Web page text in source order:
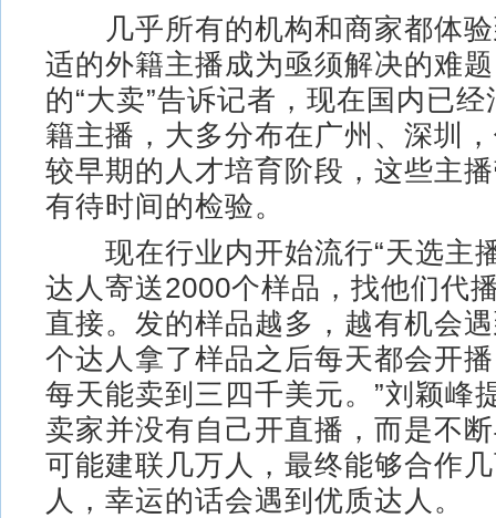
几乎所有的机构和商家都体验
适的外籍主播成为亟须解决的难
的“大卖”告诉记者，现在国内已
籍主播，大多分布在广州、深圳
较早期的人才培育阶段，这些主
有待时间的检验。
现在行业内开始流行“天选主播
达人寄送2000个样品，找他们代
直接。发的样品越多，越有机会
个达人拿了样品之后每天都会开
每天能卖到三四千美元。”刘颖峰
卖家并没有自己开直播，而是不
可能建联几万人，最终能够合作
人，幸运的话会遇到优质达人。